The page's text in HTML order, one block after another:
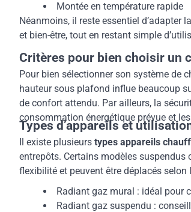
Montée en température rapide
Néanmoins, il reste essentiel
et bien-être, tout en restant simple
Critères pour bien choisir un
Pour bien sélectionner son système de
hauteur sous plafond influe beaucoup
de confort attendu. Par ailleurs, la
consommation énergétique prévue et
Types d’appareils et
Il existe plusieurs types appareils
entrepôts. Certains modèles
flexibilité et peuvent être déplacés selon
Radiant gaz mural : idéal pour
Radiant gaz suspendu :